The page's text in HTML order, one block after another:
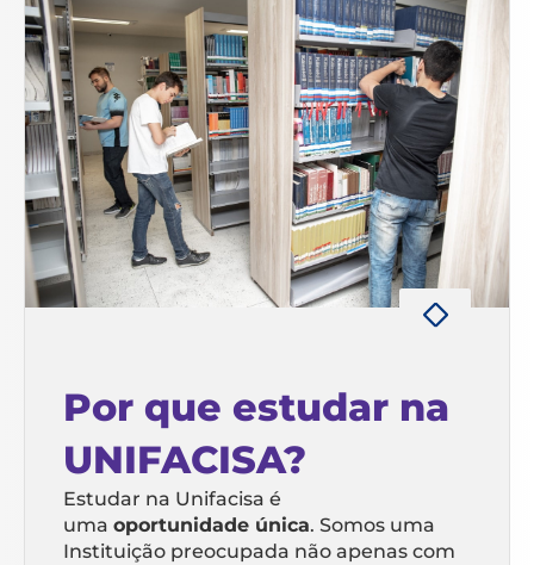
Por que estudar na
UNIFACISA?
Estudar na Unifacisa é
uma oportunidade única. Somos uma
Instituição preocupada não apenas com